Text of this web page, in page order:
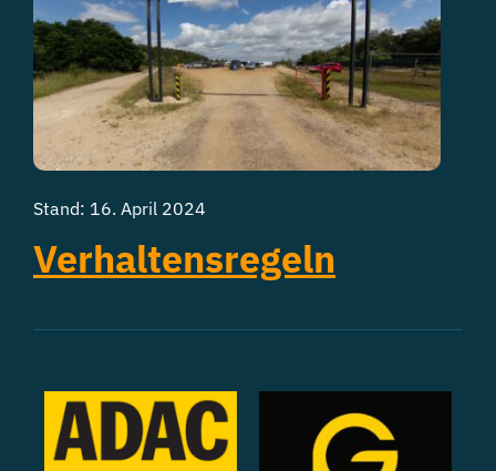
Stand: 16. April 2024
Verhaltensregeln